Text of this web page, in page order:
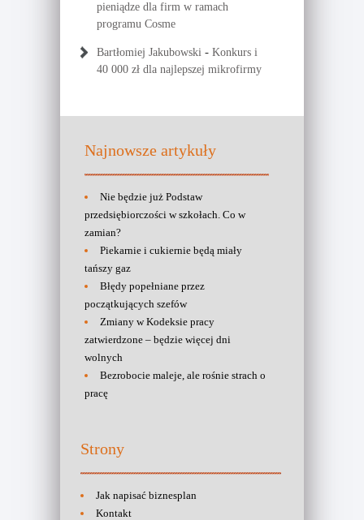
pieniądze dla firm w ramach
programu Cosme
Bartłomiej Jakubowski - Konkurs i
40 000 zł dla najlepszej mikrofirmy
Najnowsze artykuły
Nie będzie już Podstaw
przedsiębiorczości w szkołach. Co w
zamian?
Piekarnie i cukiernie będą miały
tańszy gaz
Błędy popełniane przez
początkujących szefów
Zmiany w Kodeksie pracy
zatwierdzone – będzie więcej dni
wolnych
Bezrobocie maleje, ale rośnie strach o
pracę
Strony
Jak napisać biznesplan
Kontakt